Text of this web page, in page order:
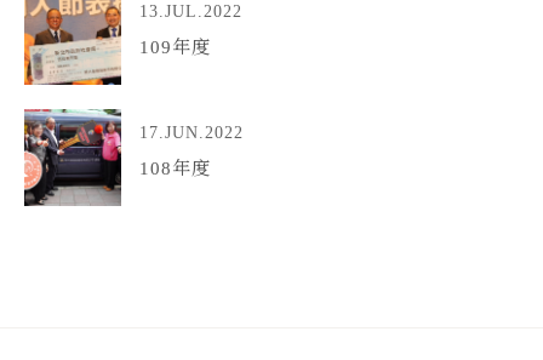
13.JUL.2022
109年度
17.JUN.2022
108年度